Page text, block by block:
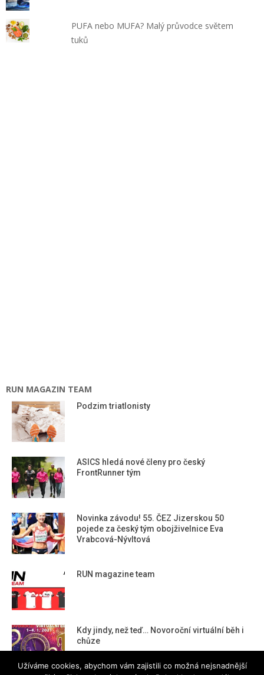
PUFA nebo MUFA? Malý průvodce světem
tuků
RUN MAGAZIN TEAM
Podzim triatlonisty
ASICS hledá nové členy pro český
FrontRunner tým
Novinka závodu! 55. ČEZ Jizerskou 50
pojede za český tým obojživelnice Eva
Vrabcová-Nývltová
RUN magazine team
Kdy jindy, než teď… Novoroční virtuální běh i
chůze
Užíváme cookies, abychom vám zajistili co možná nejsnadnější